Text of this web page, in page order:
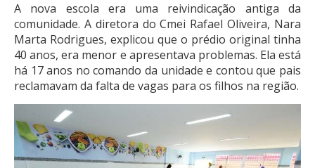
A nova escola era uma reivindicação antiga da
comunidade. A diretora do Cmei Rafael Oliveira, Nara
Marta Rodrigues, explicou que o prédio original tinha
40 anos, era menor e apresentava problemas. Ela está
há 17 anos no comando da unidade e contou que pais
reclamavam da falta de vagas para os filhos na região.